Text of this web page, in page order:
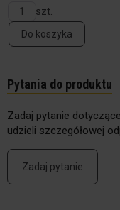
szt.
Do koszyka
Pytania do produktu
Zadaj pytanie
udzieli szczegółowej
Zadaj pytanie